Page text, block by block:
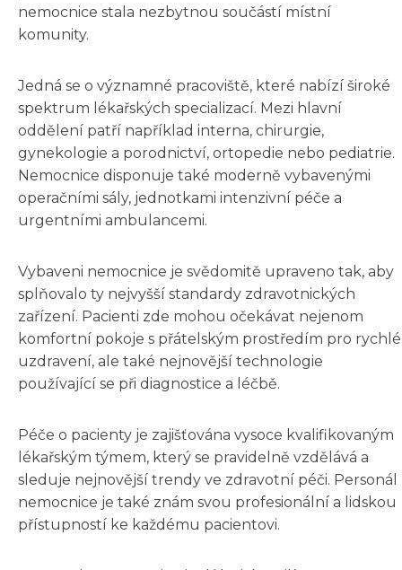
nemocnice stala nezbytnou součástí místní
komunity.
Jedná se o významné pracoviště, které nabízí široké
spektrum lékařských specializací. Mezi hlavní
oddělení patří například interna, chirurgie,
gynekologie a porodnictví, ortopedie nebo pediatrie.
Nemocnice disponuje také moderně vybavenými
operačními sály, jednotkami intenzivní péče a
urgentními ambulancemi.
Vybaveni nemocnice je svědomitě upraveno tak, aby
splňovalo ty nejvyšší standardy zdravotnických
zařízení. Pacienti zde mohou očekávat nejenom
komfortní pokoje s přátelským prostředím pro rychlé
uzdravení, ale také nejnovější technologie
používající se při diagnostice a léčbě.
Péče o pacienty je zajišťována vysoce kvalifikovaným
lékařským týmem, který se pravidelně vzdělává a
sleduje nejnovější trendy ve zdravotní péči. Personál
nemocnice je také znám svou profesionální a lidskou
přístupností ke každému pacientovi.